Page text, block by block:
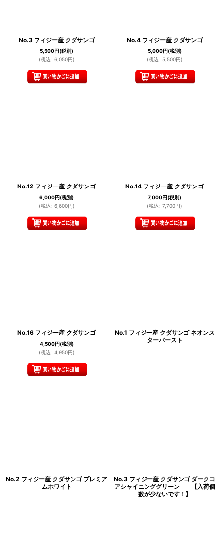
No.3 フィジー産 クダサンゴ
5,500円(税別)
(税込 : 6,050円)
No.4 フィジー産 クダサンゴ
5,000円(税別)
(税込 : 5,500円)
No.12 フィジー産 クダサンゴ
6,000円(税別)
(税込 : 6,600円)
No.14 フィジー産 クダサンゴ
7,000円(税別)
(税込 : 7,700円)
No.16 フィジー産 クダサンゴ
4,500円(税別)
(税込 : 4,950円)
No.1 フィジー産 クダサンゴ ネオンス
ターバースト
No.2 フィジー産 クダサンゴ プレミア
ムホワイト
No.3 フィジー産 クダサンゴ ダークコ
アシャイニンググリーン 【入荷個
数が少ないです！】